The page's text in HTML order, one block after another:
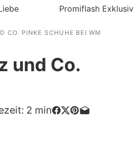
Promiflash Exklusiv
CO. PINKE SCHUHE BEI WM
und Co.
2 min